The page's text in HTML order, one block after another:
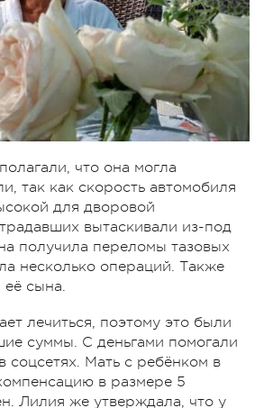
что она могла
так как скорость автомобиля
для дворовой
вытаскивали из-под
получила переломы тазовых
несколько операций. Также
сына.
лечиться, поэтому это были
суммы. С деньгами помогали
соцсетях. Мать с ребёнком в
в размере 5
Лилия же утверждала, что у